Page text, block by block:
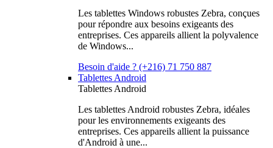
Les tablettes Windows robustes Zebra, conçues
pour répondre aux besoins exigeants des
entreprises. Ces appareils allient la polyvalence
de Windows...
Besoin d'aide ? (+216) 71 750 887
Tablettes Android
Tablettes Android
Les tablettes Android robustes Zebra, idéales
pour les environnements exigeants des
entreprises. Ces appareils allient la puissance
d'Android à une...